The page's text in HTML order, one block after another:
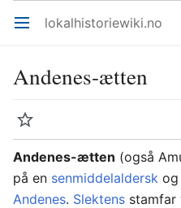
Åpne hovedmenyen lokalhistoriewiki.no
Andenes-ætten
Overvåk
Andenes-ætten (også
på en senmiddelaldersk og
Andenes. Slektens stamfar